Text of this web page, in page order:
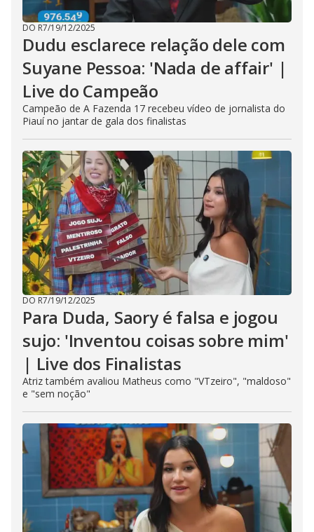
DO R7/19/12/2025
Dudu esclarece relação dele com
Suyane Pessoa: 'Nada de affair' |
Live do Campeão
Campeão de A Fazenda 17 recebeu vídeo de jornalista do
Piauí no jantar de gala dos finalistas
DO R7/19/12/2025
Para Duda, Saory é falsa e jogou
sujo: 'Inventou coisas sobre mim'
| Live dos Finalistas
Atriz também avaliou Matheus como "VTzeiro", "maldoso"
e "sem noção"